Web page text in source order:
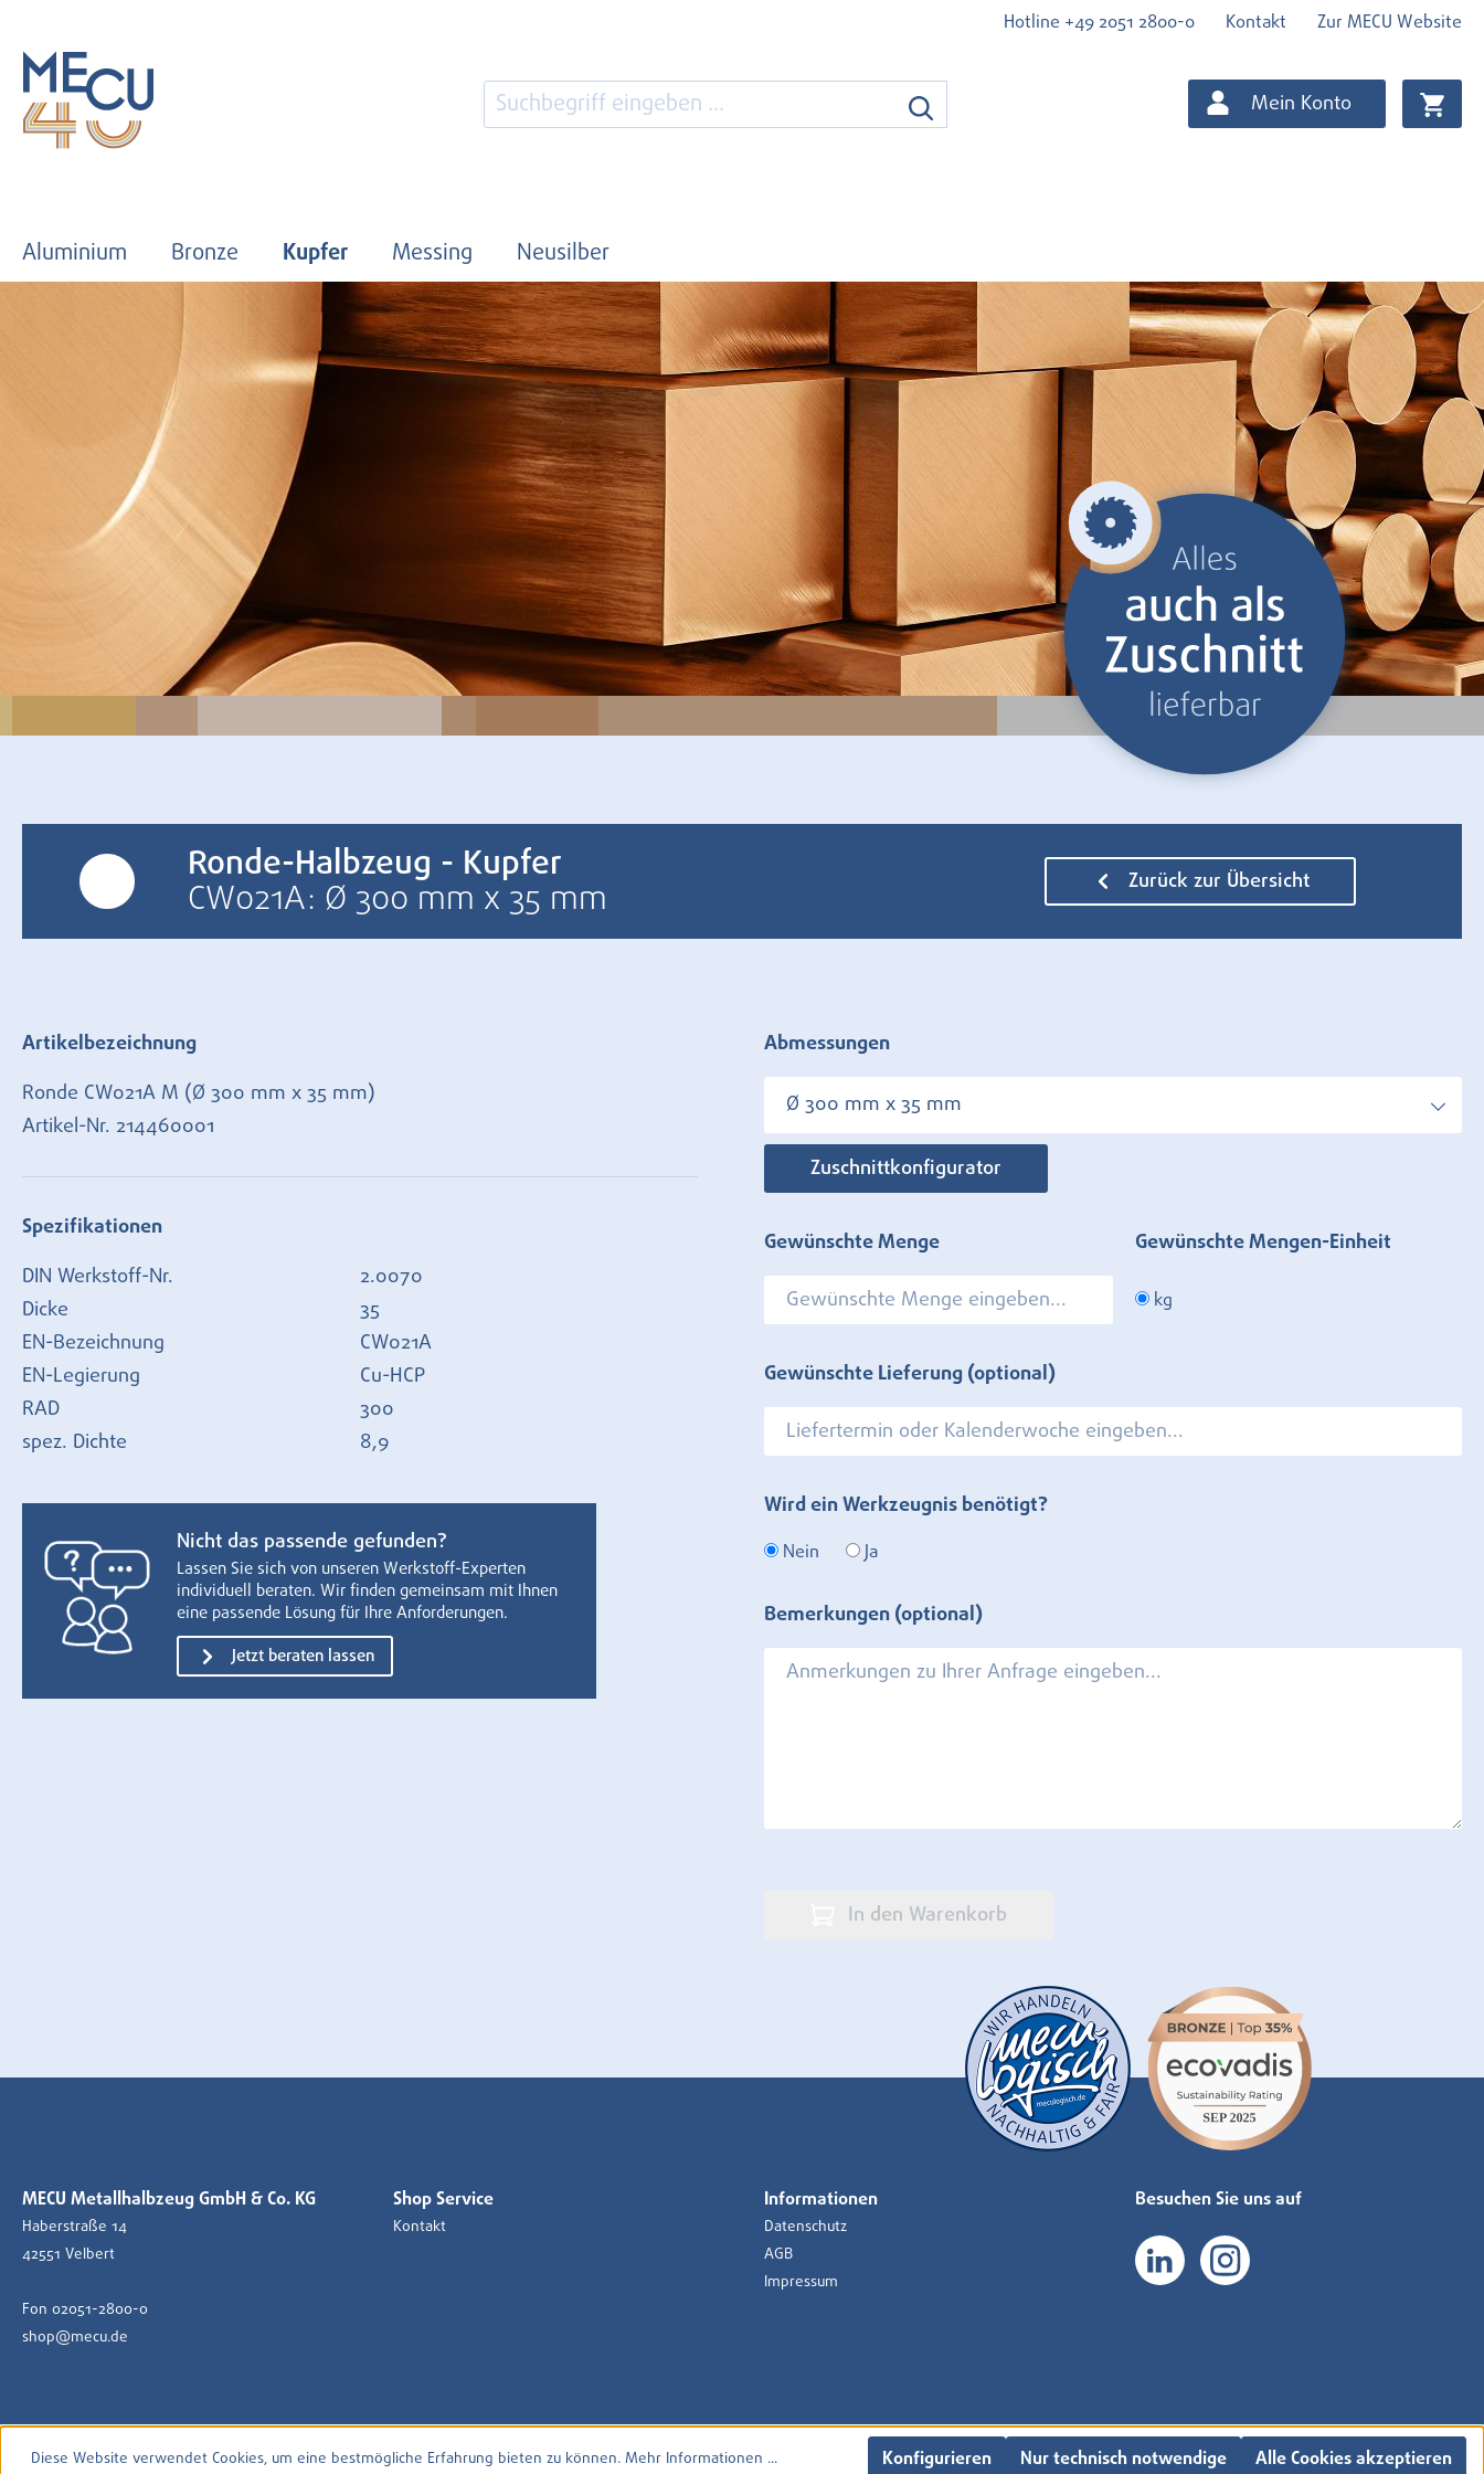
Hotline +49 2051 2800-0 Kontakt Zur MECU Website
Mein Konto
Aluminium Bronze Kupfer Messing Neusilber
Ronde-Halbzeug - Kupfer
CW021A: Ø 300 mm x 35 mm
Zurück zur Übersicht
Artikelbezeichnung
Ronde CW021A M (Ø 300 mm x 35 mm)
Artikel-Nr. 214460001
Spezifikationen
DIN Werkstoff-Nr.
2.0070
Dicke
35
EN-Bezeichnung
CW021A
EN-Legierung
Cu-HCP
RAD
300
spez. Dichte
8,9
Nicht das passende gefunden?
Lassen Sie sich von unseren Werkstoff-Experten
individuell beraten. Wir finden gemeinsam mit Ihnen
eine passende Lösung für Ihre Anforderungen.
Jetzt beraten lassen
Abmessungen
Ø 300 mm x 35 mm
Zuschnittkonfigurator
Gewünschte Menge Gewünschte Mengen-Einheit
kg
Gewünschte Lieferung (optional)
Wird ein Werkzeugnis benötigt?
Nein Ja
Bemerkungen (optional)
In den Warenkorb
MECU Metallhalbzeug GmbH & Co. KG
Haberstraße 14
42551 Velbert
Fon 02051-2800-0
shop@mecu.de
Shop Service
Kontakt
Informationen
Datenschutz
AGB
Impressum
Besuchen Sie uns auf
Diese Website verwendet Cookies, um eine bestmögliche Erfahrung bieten zu können. Mehr Informationen ... Nur technisch notwendige
Konfigurieren Alle Cookies akzeptieren